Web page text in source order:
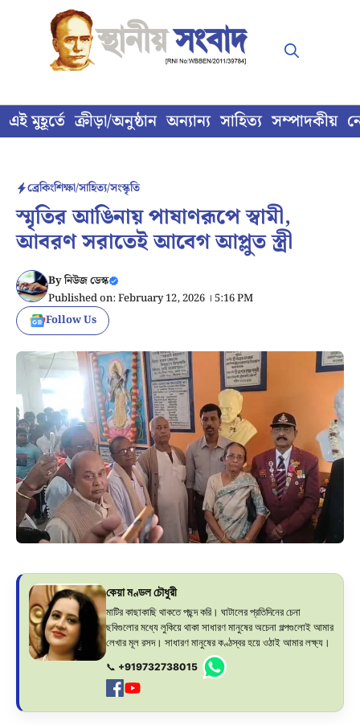
content
এই মুহূর্তে ক্রীড়া/অনুষ্ঠান অন্যান্য সাহিত্য সম্পাদকীয়
ব্রেকিংশিক্ষা/সাহিত্য/সংস্কৃতি
স্মৃতির আঙিনায় পাষাণরূপে স্বামী,
আবরণ সরাতেই আবেগ আপ্লুত স্ত্রী
Byনিউজ ডেস্ক
Published on: February 12, 2026 । 5:16 PM
Follow Us
কেয়া মণ্ডল চৌধুরী
মাটির কাছাকাছি থাকতে পছন্দ করি। ঘাটালের প্রতিদিনের চেনা
ছবিগুলোর মধ্যে লুকিয়ে থাকা সাধারণ মানুষের অচেনা গল্পগুলোই আমার
লেখার মূল রসদ। সাধারণ মানুষের কণ্ঠস্বর হয়ে ওঠাই আমার লক্ষ্য।
📞 +919732738015